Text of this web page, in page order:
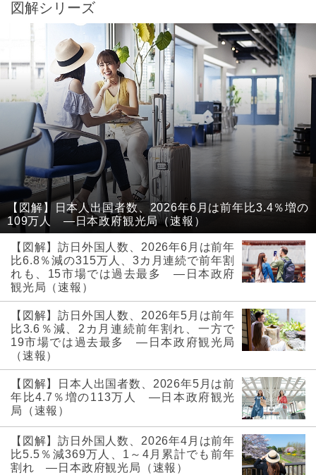
図解シリーズ
【図解】日本人出国者数、2026年6月は前年比3.4％増の
109万人 ―日本政府観光局（速報）
【図解】訪日外国人数、2026年6月は前年
比6.8％減の315万人、3カ月連続で前年割
れも、15市場では過去最多 ―日本政府
観光局（速報）
【図解】訪日外国人数、2026年5月は前年
比3.6％減、2カ月連続前年割れ、一方で
19市場では過去最多 ―日本政府観光局
（速報）
【図解】日本人出国者数、2026年5月は前
年比4.7％増の113万人 ―日本政府観光
局（速報）
【図解】訪日外国人数、2026年4月は前年
比5.5％減369万人、1～4月累計でも前年
割れ ―日本政府観光局（速報）